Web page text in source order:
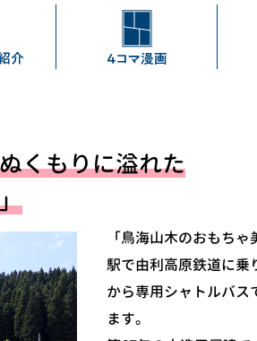
くもりに溢れた
「鳥海山木のおもち
駅で由利高原鉄道に乗
から専用シャトルバス
ます。